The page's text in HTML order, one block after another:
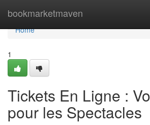
bookmarketmaven
Home
Home
1
Tickets En Ligne :
pour les Spectacles